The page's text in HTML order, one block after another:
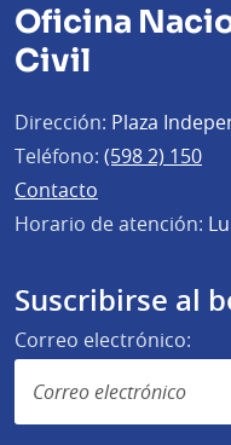
Oficina
Civil
Dirección: Plaza
Teléfono: (598 2) 150
Contacto
Horario de atención:
Suscribirse al
Correo electrónico: